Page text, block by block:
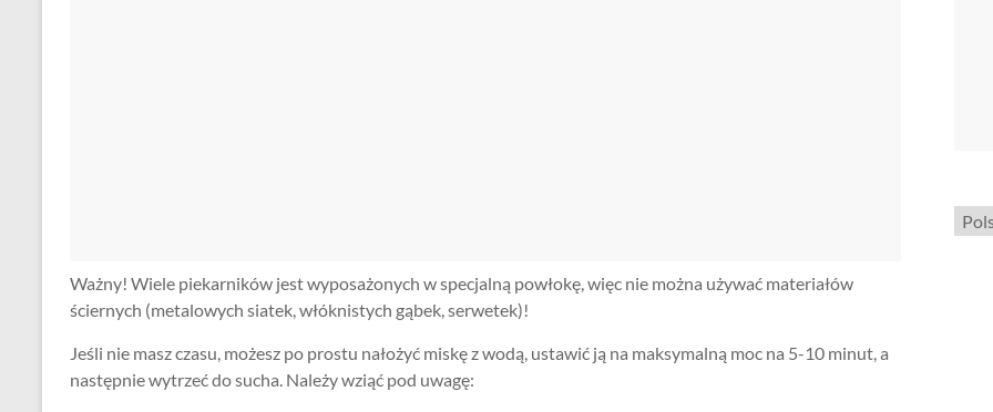
Ważny! Wiele piekarników jest wyposażonych w specjalną powłokę, więc nie można używać materiałów
ściernych (metalowych siatek, włóknistych gąbek, serwetek)!
Jeśli nie masz czasu, możesz po prostu nałożyć miskę z wodą, ustawić ją na maksymalną moc na 5-10 minut, a
następnie wytrzeć do sucha. Należy wziąć pod uwagę:
język